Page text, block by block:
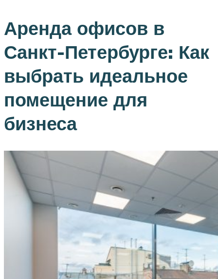
Аренда офисов в
Санкт-Петербурге: Как
выбрать идеальное
помещение для
бизнеса